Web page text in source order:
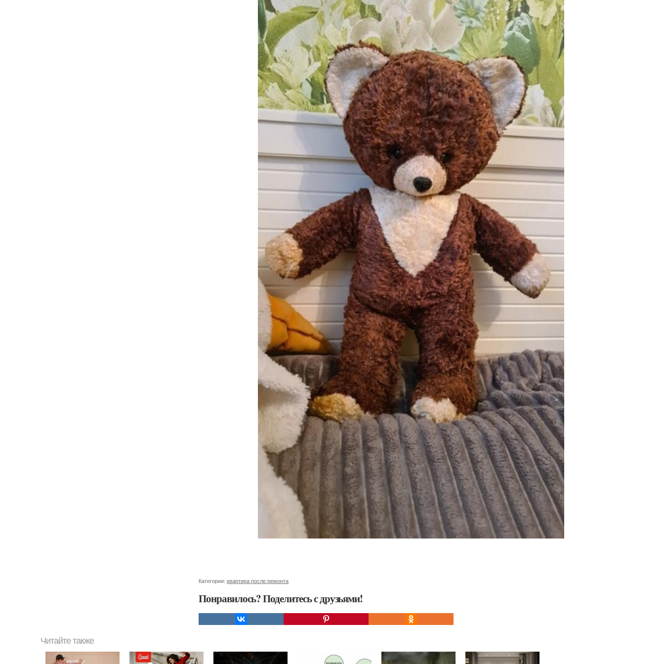
Категории: квартира после ремонта
Понравилось? Поделитесь с друзьями!
Читайте также